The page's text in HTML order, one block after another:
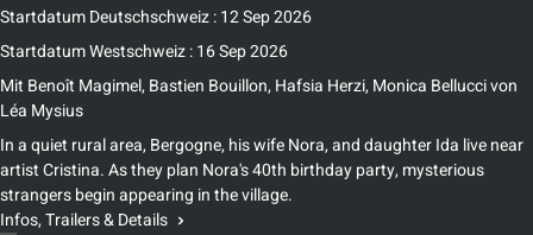
Startdatum Deutschschweiz : 12 Sep 2026
Startdatum Westschweiz : 16 Sep 2026
Mit Benoît Magimel, Bastien Bouillon, Hafsia Herzi, Monica Belluccivon
Léa Mysius
In a quiet rural area, Bergogne, his wife Nora, and daughter Ida live near
artist Cristina. As they plan Nora's 40th birthday party, mysterious
strangers begin appearing in the village.
Infos, Trailers & Details